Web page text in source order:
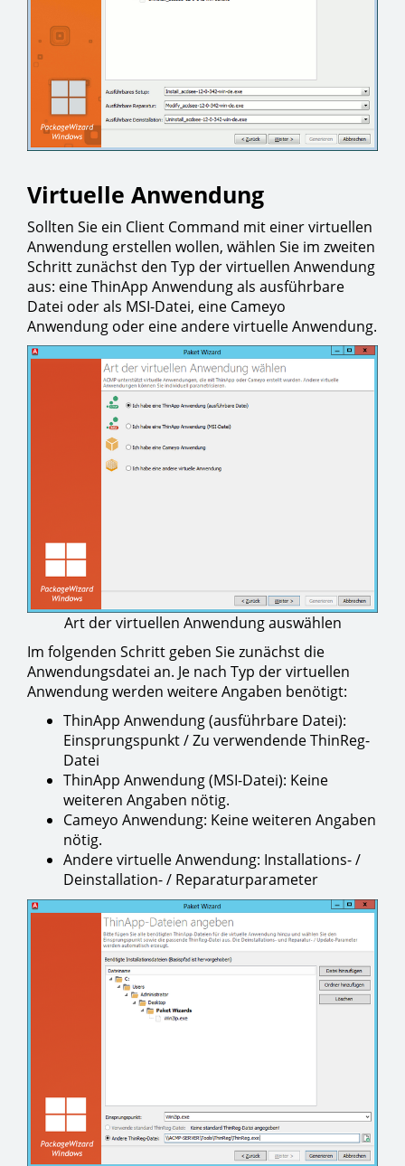
Virtuelle Anwendung
Sollten Sie ein Client Command mit einer virtuellen
Anwendung erstellen wollen, wählen Sie im zweiten
Schritt zunächst den Typ der virtuellen Anwendung
aus: eine ThinApp Anwendung als ausführbare
Datei oder als MSI-Datei, eine Cameyo
Anwendung oder eine andere virtuelle Anwendung.
Art der virtuellen Anwendung auswählen
Im folgenden Schritt geben Sie zunächst die
Anwendungsdatei an. Je nach Typ der virtuellen
Anwendung werden weitere Angaben benötigt:
ThinApp Anwendung (ausführbare Datei):
Einsprungspunkt / Zu verwendende ThinReg-
Datei
ThinApp Anwendung (MSI-Datei): Keine
weiteren Angaben nötig.
Cameyo Anwendung: Keine weiteren Angaben
nötig.
Andere virtuelle Anwendung: Installations- /
Deinstallation- / Reparaturparameter